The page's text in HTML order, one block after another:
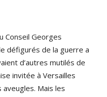
Conseil Georges
défigurés de la guerre a
d’autres mutilés de
invitée à Versailles
Mais les